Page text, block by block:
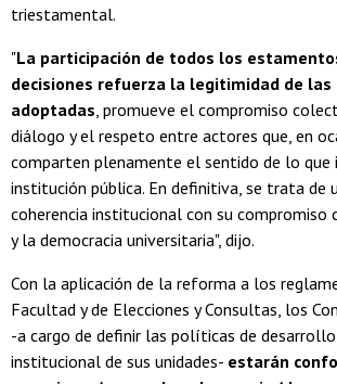
triestamental.
"La participación de todos los
decisiones refuerza la legitimidad de las
adoptadas , promueve el compromiso
diálogo y el respeto entre actores que, en
comparten plenamente el sentido de lo que
institución pública. En definitiva, se trata de
coherencia institucional con su compromiso
y la democracia universitaria", dijo.
Con la aplicación de la reforma a los
Facultad y de Elecciones y Consultas, los
-a cargo de definir las políticas de
institucional de sus unidades- estarán